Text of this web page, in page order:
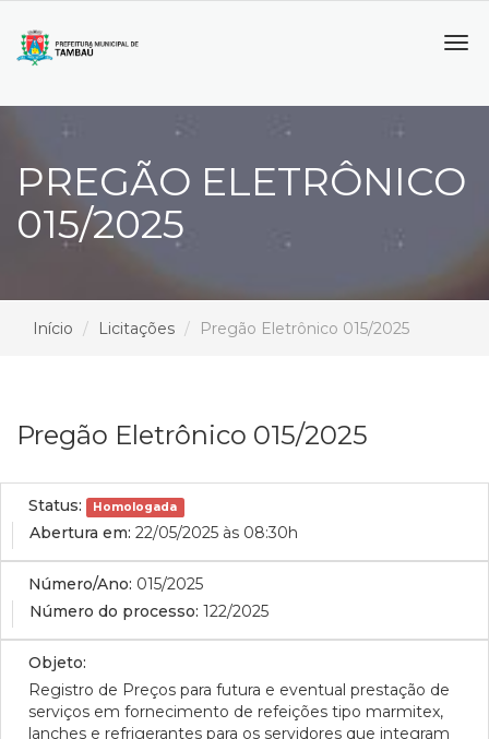
PREGÃO ELETRÔNICO
015/2025
Início Licitações Pregão Eletrônico 015/2025
Pregão Eletrônico 015/2025
Status: Homologada
Abertura em: 22/05/2025 às 08:30h
Número/Ano: 015/2025
Número do processo: 122/2025
Objeto:
Registro de Preços para futura e eventual prestação de
serviços em fornecimento de refeições tipo marmitex,
lanches e refrigerantes para os servidores que integram